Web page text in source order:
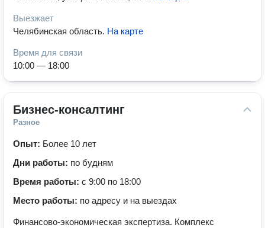
Выезжает
Челябинская область. На карте
Время для связи
10:00 — 18:00
Бизнес-консалтинг
Разное
Опыт: Более 10 лет
Дни работы: по будням
Время работы: с 9:00 по 18:00
Место работы: по адресу и на выездах
Финансово-экономическая экспертиза. Комплекс